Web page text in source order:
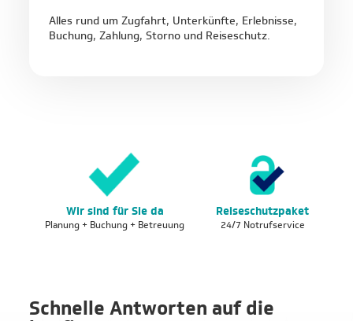
Alles rund um Zugfahrt, Unterkünfte, Erlebnisse,
Buchung, Zahlung, Storno und Reiseschutz.
Wir sind für Sie da
Planung + Buchung + Betreuung
Reiseschutzpaket
24/7 Notrufservice
Schnelle Antworten auf die